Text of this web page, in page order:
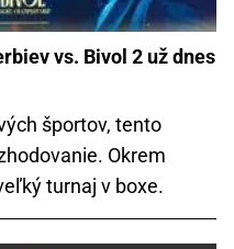
vs. Bivol 2 už dnes
športov, tento
Okrem
turnaj v boxe.